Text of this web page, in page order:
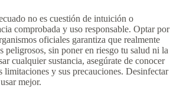
no es cuestión de intuición o
comprobada y uso responsable. Optar por
oficiales garantiza que realmente
peligrosos, sin poner en riesgo tu salud ni la
cualquier sustancia, asegúrate de conocer
limitaciones y sus precauciones. Desinfectar
mejor.